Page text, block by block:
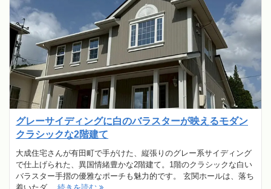
グレーサイディングに白のバラスターが映えるモダン
クラシックな2階建て
大成住宅さんが有田町で手がけた、縦張りのグレー系サイディング
で仕上げられた、異国情緒豊かな2階建て。1階のクラシックな白い
バラスター手摺の優雅なポーチも魅力的です。 玄関ホールは、落ち